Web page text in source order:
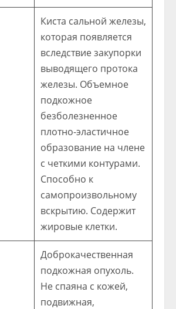
Киста сальной железы,
которая появляется
вследствие закупорки
выводящего протока
железы. Объемное
подкожное
безболезненное
плотно-эластичное
образование на члене
с четкими контурами.
Способно к
самопроизвольному
вскрытию. Содержит
жировые клетки.
Доброкачественная
подкожная опухоль.
Не спаяна с кожей,
подвижная,